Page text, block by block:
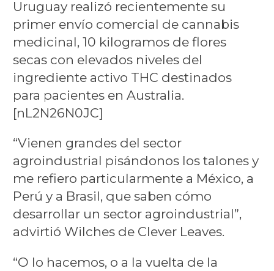
Uruguay realizó recientemente su
primer envío comercial de cannabis
medicinal, 10 kilogramos de flores
secas con elevados niveles del
ingrediente activo THC destinados
para pacientes en Australia.
[nL2N26N0JC]
“Vienen grandes del sector
agroindustrial pisándonos los talones y
me refiero particularmente a México, a
Perú y a Brasil, que saben cómo
desarrollar un sector agroindustrial”,
advirtió Wilches de Clever Leaves.
“O lo hacemos, o a la vuelta de la